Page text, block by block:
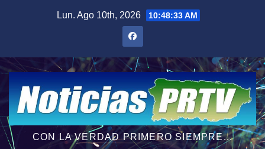
Lun. Ago 10th, 2026 10:48:34 AM
CON LA VERDAD PRIMERO SIEMPRE...